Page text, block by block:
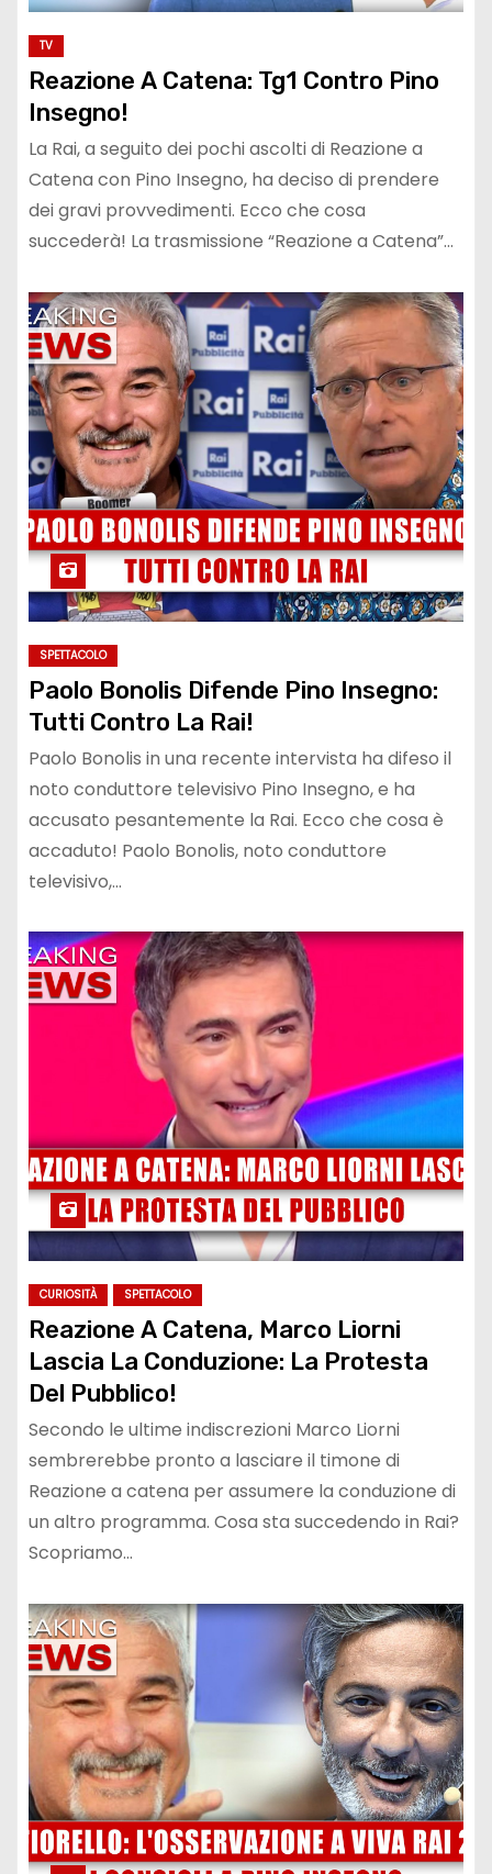
TV
Reazione A Catena: Tg1 Contro Pino
Insegno!
La Rai, a seguito dei pochi ascolti di Reazione a
Catena con Pino Insegno, ha deciso di prendere
dei gravi provvedimenti. Ecco che cosa
succederà! La trasmissione “Reazione a Catena”…
SPETTACOLO
Paolo Bonolis Difende Pino Insegno:
Tutti Contro La Rai!
Paolo Bonolis in una recente intervista ha difeso il
noto conduttore televisivo Pino Insegno, e ha
accusato pesantemente la Rai. Ecco che cosa è
accaduto! Paolo Bonolis, noto conduttore
televisivo,…
CURIOSITÀ SPETTACOLO
Reazione A Catena, Marco Liorni
Lascia La Conduzione: La Protesta
Del Pubblico!
Secondo le ultime indiscrezioni Marco Liorni
sembrerebbe pronto a lasciare il timone di
Reazione a catena per assumere la conduzione di
un altro programma. Cosa sta succedendo in Rai?
Scopriamo…